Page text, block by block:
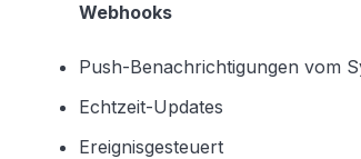
Webhooks
Push-Benachrichtigungen vom
Echtzeit-Updates
Ereignisgesteuert